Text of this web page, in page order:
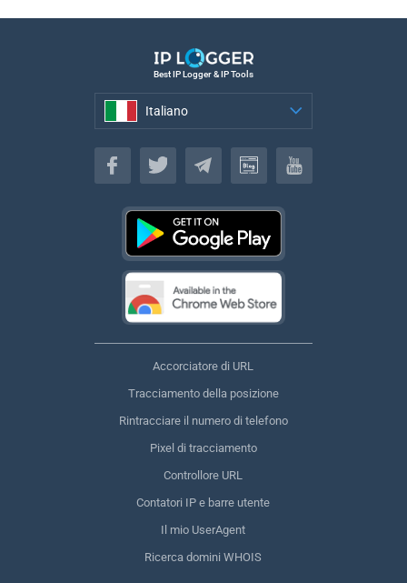
Best IP Logger & IP Tools
Italiano
Italiano
Accorciatore di URL
Tracciamento della posizione
Rintracciare il numero di telefono
Pixel di tracciamento
Controllore URL
Contatori IP e barre utente
Il mio UserAgent
Ricerca domini WHOIS